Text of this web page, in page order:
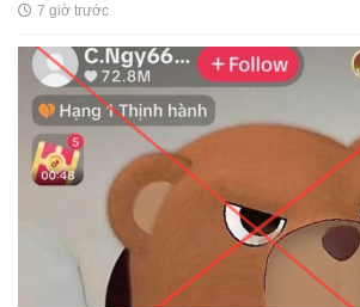
7 giờ trước